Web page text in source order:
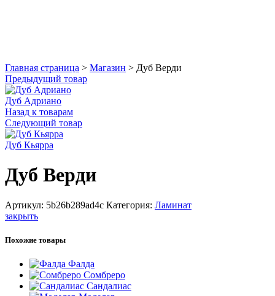
Главная страница > Магазин > Дуб Верди
Предыдущий товар
Дуб Адриано
Назад к товарам
Следующий товар
Дуб Кьярра
Дуб Верди
Артикул: 5b26b289ad4c Категория: Ламинат
закрыть
Похожие товары
Фалда
Сомбреро
Сандалиас